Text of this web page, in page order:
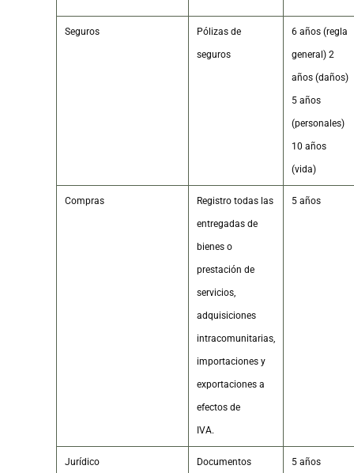
Seguros Pólizas de
seguros
6 años (regla
general) 2
años (daños)
5 años
(personales)
10 años
(vida)
Compras Registro todas las
entregadas de
bienes o
prestación de
servicios,
adquisiciones
intracomunitarias,
importaciones y
exportaciones a
efectos de
IVA.
5 años
Jurídico Documentos 5 años